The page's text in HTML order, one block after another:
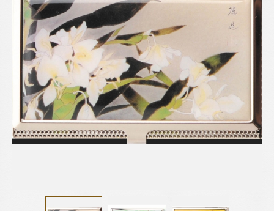
網站地圖 隱私權政策
DESIGN BY GRNET
Ralph Lauren It is not in the book 、大屠殺等。八
九十年代，台灣的“富華沙龍”、“東之畫廊”、“珍雅堂”等
多家藝術公司為他舉行過個人畫展。他的作品也多次參
加國內國際的大型拍賣會，價格和成交率都相當高，足
見他在國內外藝術上的地位以及藝術價值的重要性。